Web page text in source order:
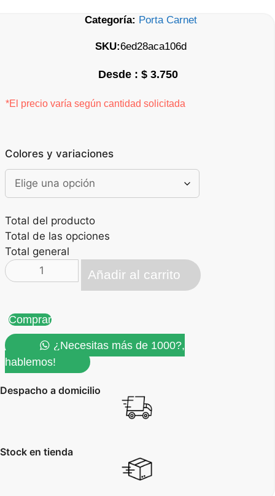
Categoría: Porta Carnet
SKU:6ed28aca106d
$3.750
*El precio varía según cantidad solicitada
Colores y variaciones
Total del producto
Total de las opciones
Total general
Portacarnet
Cuero
Bolsillo
cantidad
Añadir al carrito
Comprar
¿Necesitas más de 1000?,
hablemos!
Despacho a domicilio
Stock en tienda